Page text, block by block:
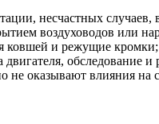
несчастных
воздуховодов или
ковшей и режущие кромки;
обследование
не оказывают влияния